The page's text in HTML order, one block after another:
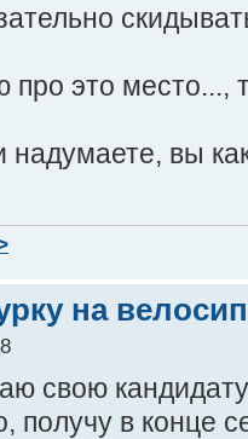
это место...,
надумаете, вы
на
свою
получу в конце